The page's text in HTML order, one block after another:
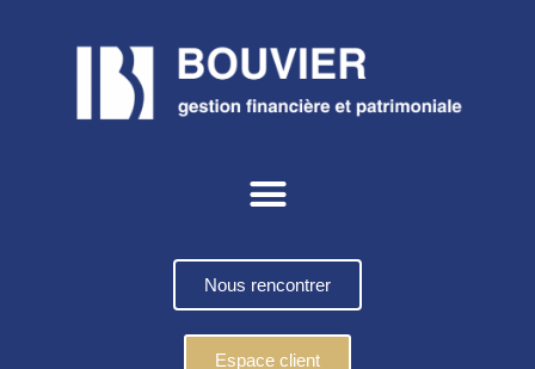
Nous rencontrer
Espace client